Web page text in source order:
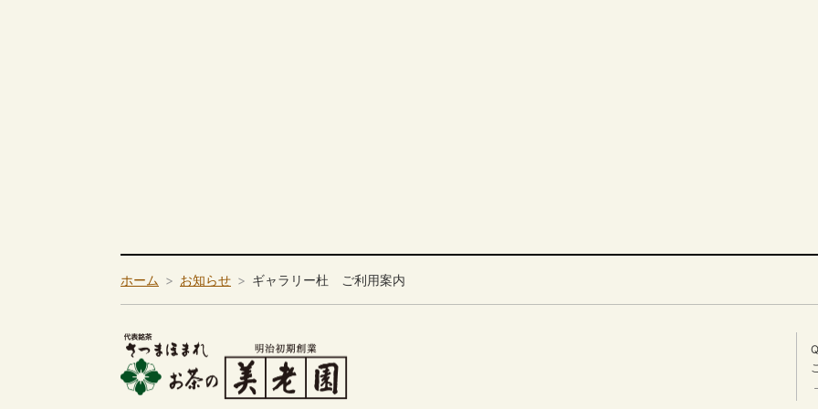
ホーム お知らせ ギャラリー杜 ご利用案内